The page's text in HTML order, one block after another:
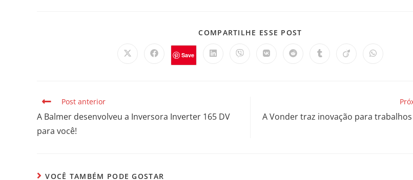
COMPARTILHE ESSE POST
Save
Post anterior
A Balmer desenvolveu a Inversora Inverter 165 DV
para você!
A Vonder traz inovação para
VOCÊ TAMBÉM PODE GOSTAR